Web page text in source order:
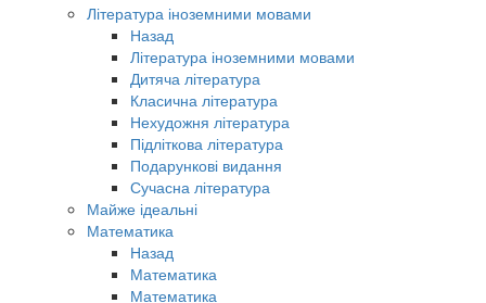
Література іноземними мовами
Назад
Література іноземними мовами
Дитяча література
Класична література
Нехудожня література
Підліткова література
Подарункові видання
Сучасна література
Майже ідеальні
Математика
Назад
Математика
Математика